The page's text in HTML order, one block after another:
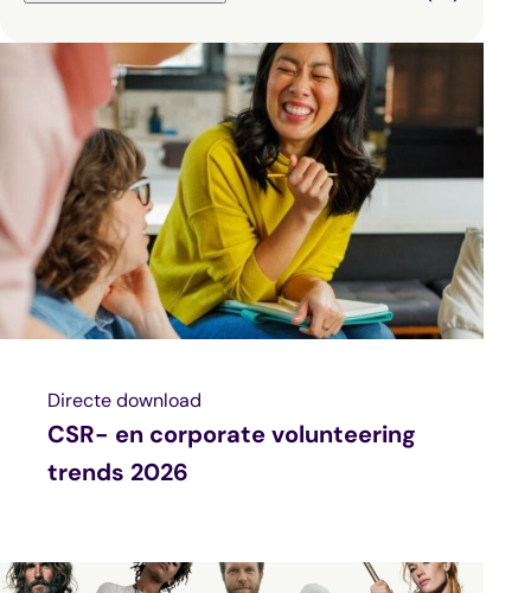
Directe download
CSR- en corporate volunteering
trends 2026